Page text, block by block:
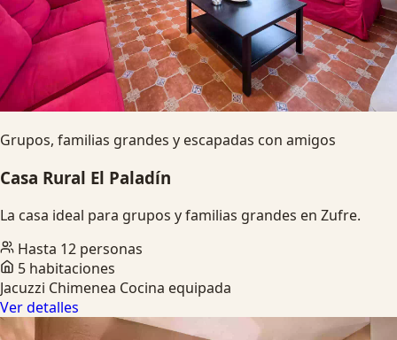
Grupos, familias grandes y escapadas con amigos
Casa Rural El Paladín
La casa ideal para grupos y familias grandes en Zufre.
Hasta 12 personas
5 habitaciones
Jacuzzi Chimenea Cocina equipada
Ver detalles